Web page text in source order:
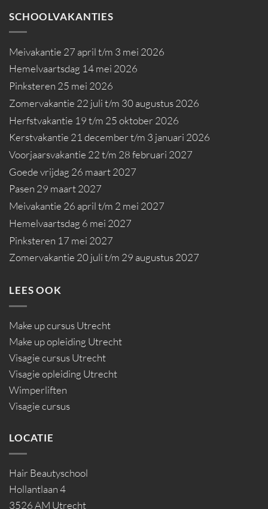
SCHOOLVAKANTIES
Meivakantie 27 april t/m 3 mei 2026
Hemelvaartsdag 14 mei 2026
Pinksteren 25 mei 2026
Zomervakantie 22 juli t/m 30 augustus 2026
Herfstvakantie 19 t/m 25 oktober 2026
Kerstvakantie 21 december t/m 3 januari 2026
Voorjaarsvakantie 22 t/m 28 februari 2027
Goede vrijdag 26 maart 2027
Pasen 29 maart 2027
Meivakantie 26 april t/m 2 mei 2027
Hemelvaartsdag 6 mei 2027
Pinksteren 17 mei 2027
Zomervakantie 20 juli t/m 29 augustus 2027
LEES OOK
Make up cursus Utrecht
Make up opleiding Utrecht
Visagie cursus Utrecht
Visagie opleiding Utrecht
Wimperliften
Visagie cursus
LOCATIE
Hair Beautyschool
Hollantlaan 4
3526 AM Utrecht